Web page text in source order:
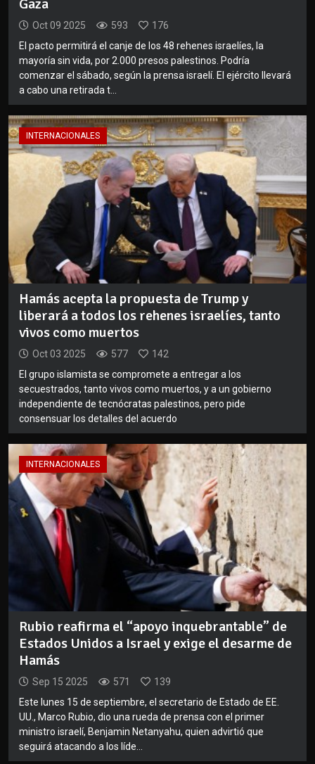
Gaza
Oct 09 2025 593
176
El pacto permitirá el canje de los 48 rehenes israelíes, la
mayoría sin vida, por 2.000 presos palestinos. Podría
comenzar el sábado, según la prensa israelí. El ejército llevará
a cabo una retirada t...
INTERNACIONALES
Hamás acepta la propuesta de Trump y
liberará a todos los rehenes israelíes, tanto
vivos como muertos
Oct 03 2025 577
142
El grupo islamista se compromete a entregar a los
secuestrados, tanto vivos como muertos, y a un gobierno
independiente de tecnócratas palestinos, pero pide
consensuar los detalles del acuerdo
INTERNACIONALES
Rubio reafirma el “apoyo inquebrantable” de
Estados Unidos a Israel y exige el desarme de
Hamás
Sep 15 2025 571
139
Este lunes 15 de septiembre, el secretario de Estado de EE.
UU., Marco Rubio, dio una rueda de prensa con el primer
ministro israelí, Benjamin Netanyahu, quien advirtió que
seguirá atacando a los líde...